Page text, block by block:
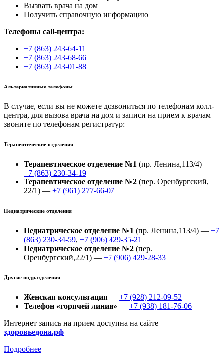
Вызвать врача на дом
Получить справочную информацию
Телефоны call-центра:
+7 (863) 243-64-11
+7 (863) 243-68-66
+7 (863) 243-01-88
Альтернативные телефоны
В случае, если вы не можете дозвониться по телефонам колл-
центра, для вызова врача на дом и записи на прием к врачам
звоните по телефонам регистратур:
Терапевтические отделения
Терапевтическое отделение №1 (пр. Ленина,113/4) —
+7 (863) 230-34-19
Терапевтическое отделение №2 (пер. Оренбургский,
22/1) — +7 (961) 277-66-07
Педиатрические отделения
Педиатрическое отделение №1 (пр. Ленина,113/4) — +7
(863) 230-34-59, +7 (906) 429-35-21
Педиатрическое отделение №2 (пер.
Оренбургский,22/1) — +7 (906) 429-28-33
Другие подразделения
Женская консультация — +7 (928) 212-09-52
Телефон «горячей линии» — +7 (938) 181-76-06
Интернет запись на прием доступна на сайте
здоровьедона.рф
Подробнее